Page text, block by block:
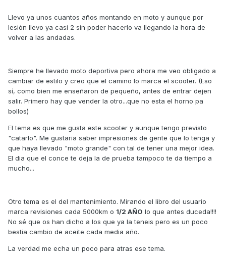
Llevo ya unos cuantos años montando en moto y aunque por
lesión llevo ya casi 2 sin poder hacerlo va llegando la hora de
volver a las andadas.
Siempre he llevado moto deportiva pero ahora me veo obligado a
cambiar de estilo y creo que el camino lo marca el scooter. (Eso
sí, como bien me enseñaron de pequeño, antes de entrar dejen
salir. Primero hay que vender la otro...que no esta el horno pa
bollos)
El tema es que me gusta este scooter y aunque tengo previsto
"catarlo". Me gustaria saber impresiones de gente que lo tenga y
que haya llevado "moto grande" con tal de tener una mejor idea.
El dia que el conce te deja la de prueba tampoco te da tiempo a
mucho...
Otro tema es el del mantenimiento. Mirando el libro del usuario
marca revisiones cada 5000km o 1/2 AÑO lo que antes duceda!!!!
No sé que os han dicho a los que ya la teneis pero es un poco
bestia cambio de aceite cada media año.
La verdad me echa un poco para atras ese tema.